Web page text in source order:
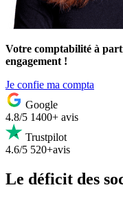
Votre comptabilité à
engagement !
Je confie ma compta
Google
4.8/5 1400+ avis
Trustpilot
4.6/5 520+avis
Le déficit des